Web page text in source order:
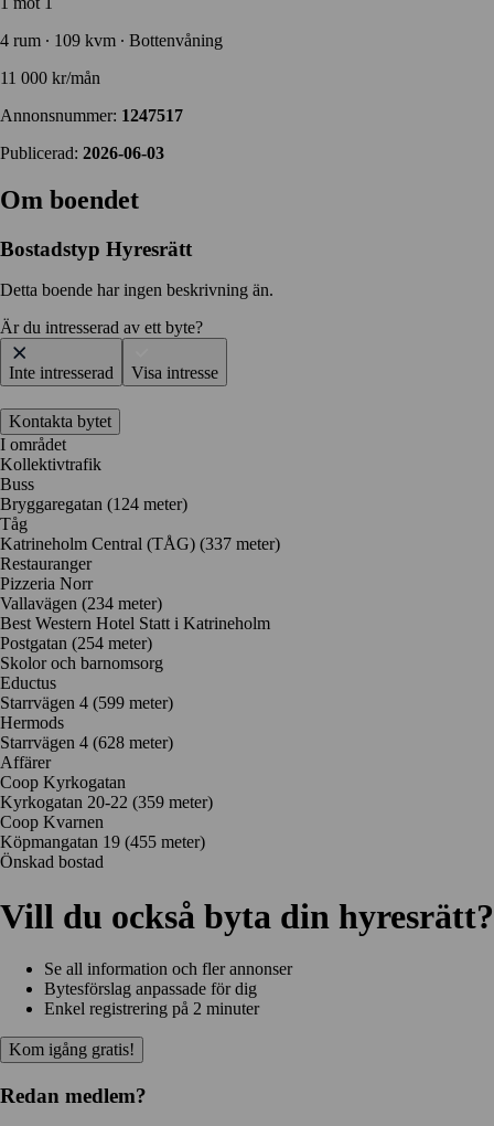
4 rum ∙ 109 kvm ∙ Bottenvåning
11 000 kr/mån
Annonsnummer: 1247517
Publicerad: 2026-06-03
Om boendet
Bostadstyp Hyresrätt
Detta boende har ingen beskrivning än.
Är du intresserad av ett byte?
Inte intresserad Visa intresse
Kontakta bytet
I området
Kollektivtrafik
Buss
Bryggaregatan (124 meter)
Tåg
Katrineholm Central (TÅG) (337 meter)
Restauranger
Pizzeria Norr
Vallavägen (234 meter)
Best Western Hotel Statt i Katrineholm
Postgatan (254 meter)
Skolor och barnomsorg
Eductus
Starrvägen 4 (599 meter)
Hermods
Starrvägen 4 (628 meter)
Affärer
Coop Kyrkogatan
Kyrkogatan 20-22 (359 meter)
Coop Kvarnen
Köpmangatan 19 (455 meter)
Önskad bostad
Vill du också byta din hyresrätt?
Se all information och fler annonser
Bytesförslag anpassade för dig
Enkel registrering på 2 minuter
Kom igång gratis!
Redan medlem?